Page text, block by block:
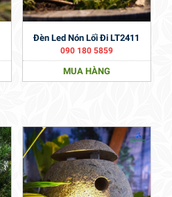
Đèn Led Nón Lối Đi LT2411
090 180 5859
MUA HÀNG